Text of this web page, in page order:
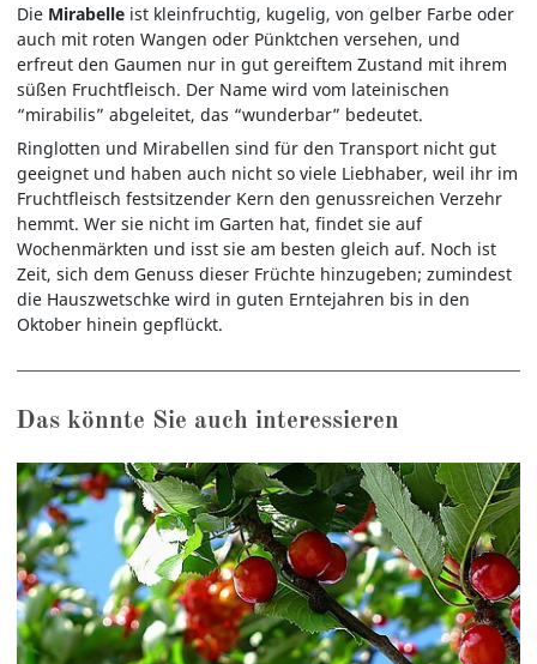
Die Mirabelle ist kleinfruchtig, kugelig, von gelber Farbe oder
auch mit roten Wangen oder Pünktchen versehen, und
erfreut den Gaumen nur in gut gereiftem Zustand mit ihrem
süßen Fruchtfleisch. Der Name wird vom lateinischen
“mirabilis” abgeleitet, das “wunderbar” bedeutet.
Ringlotten und Mirabellen sind für den Transport nicht gut
geeignet und haben auch nicht so viele Liebhaber, weil ihr im
Fruchtfleisch festsitzender Kern den genussreichen Verzehr
hemmt. Wer sie nicht im Garten hat, findet sie auf
Wochenmärkten und isst sie am besten gleich auf. Noch ist
Zeit, sich dem Genuss dieser Früchte hinzugeben; zumindest
die Hauszwetschke wird in guten Erntejahren bis in den
Oktober hinein gepflückt.
Das könnte Sie auch interessieren